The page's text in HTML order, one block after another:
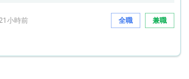
小時前 全職 兼職